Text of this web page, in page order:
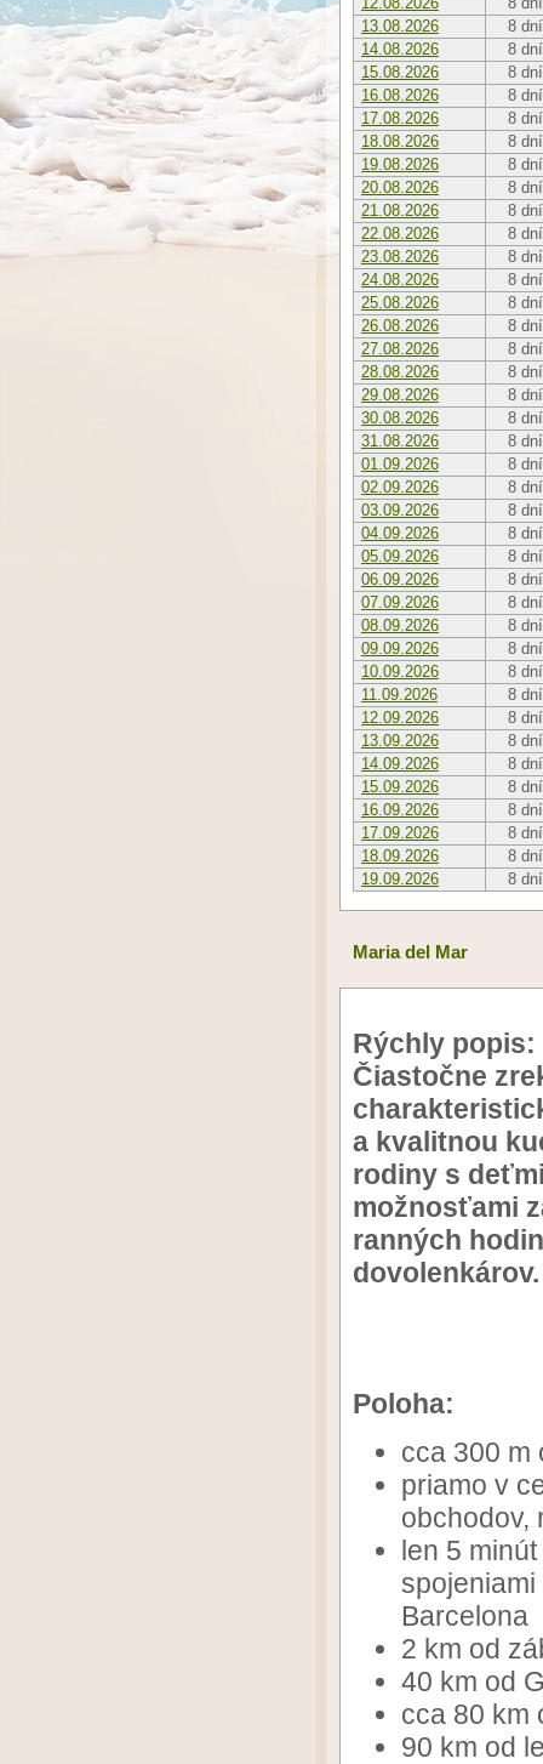
13.08.2026
8 dní
14.08.2026
8 dní
15.08.2026
8 dní
16.08.2026
8 dní
17.08.2026
8 dní
18.08.2026
8 dní
19.08.2026
8 dní
20.08.2026
8 dní
21.08.2026
8 dní
22.08.2026
8 dní
23.08.2026
8 dní
24.08.2026
8 dní
25.08.2026
8 dní
26.08.2026
8 dní
27.08.2026
8 dní
28.08.2026
8 dní
29.08.2026
8 dní
30.08.2026
8 dní
31.08.2026
8 dní
01.09.2026
8 dní
02.09.2026
8 dní
03.09.2026
8 dní
04.09.2026
8 dní
05.09.2026
8 dní
06.09.2026
8 dní
07.09.2026
8 dní
08.09.2026
8 dní
09.09.2026
8 dní
10.09.2026
8 dní
11.09.2026
8 dní
12.09.2026
8 dní
13.09.2026
8 dní
14.09.2026
8 dní
15.09.2026
8 dní
16.09.2026
8 dní
17.09.2026
8 dní
18.09.2026
8 dní
19.09.2026
8 dní
Maria del Mar
Rýchly popis:
Čiastočne
a kvalitnou
rodiny s
možnosťami
ranných
dovolenkárov.
Poloha:
cca 300 m
priamo v
obchodov,
len 5
Barcelona
2 km od
40 km od
cca 80 km
90 km od